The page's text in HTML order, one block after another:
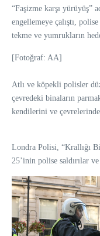
“Faşizme karşı yürüyüş”
engellemeye çalıştı,
tekme ve yumrukların
[Fotoğraf: AA]
Atlı ve köpekli polisler
çevredeki binaların
kendilerini ve
Londra Polisi, “Krallığı
25’inin polise saldırılar